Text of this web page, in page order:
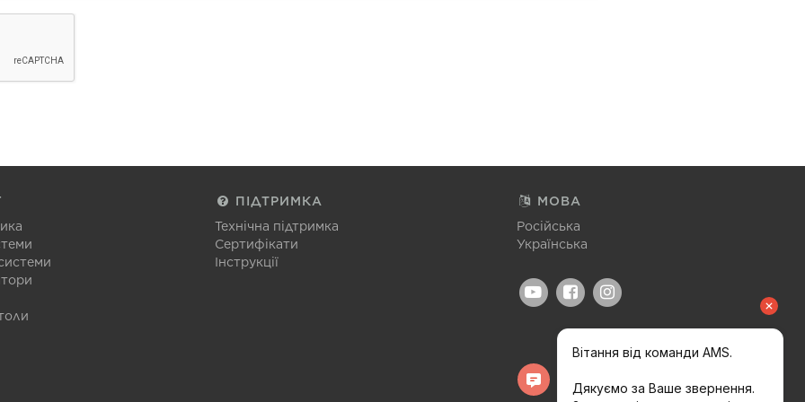
ПІДТРИМКА
Технічна підтримка
Сертифікати
Інструкції
МОВА
Російська
Українська